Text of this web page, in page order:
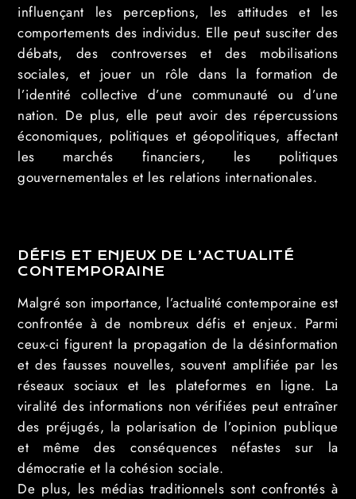
influençant les perceptions, les attitudes et les
comportements des individus. Elle peut susciter des
débats, des controverses et des mobilisations
sociales, et jouer un rôle dans la formation de
l’identité collective d’une communauté ou d’une
nation. De plus, elle peut avoir des répercussions
économiques, politiques et géopolitiques, affectant
les marchés financiers, les politiques
gouvernementales et les relations internationales.
DÉFIS ET ENJEUX DE L’ACTUALITÉ
CONTEMPORAINE
Malgré son importance, l’actualité contemporaine est
confrontée à de nombreux défis et enjeux. Parmi
ceux-ci figurent la propagation de la désinformation
et des fausses nouvelles, souvent amplifiée par les
réseaux sociaux et les plateformes en ligne. La
viralité des informations non vérifiées peut entraîner
des préjugés, la polarisation de l’opinion publique
et même des conséquences néfastes sur la
démocratie et la cohésion sociale.
De plus, les médias traditionnels sont confrontés à